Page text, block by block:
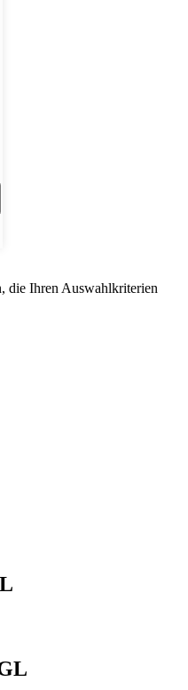
die Ihren Auswahlkriterien